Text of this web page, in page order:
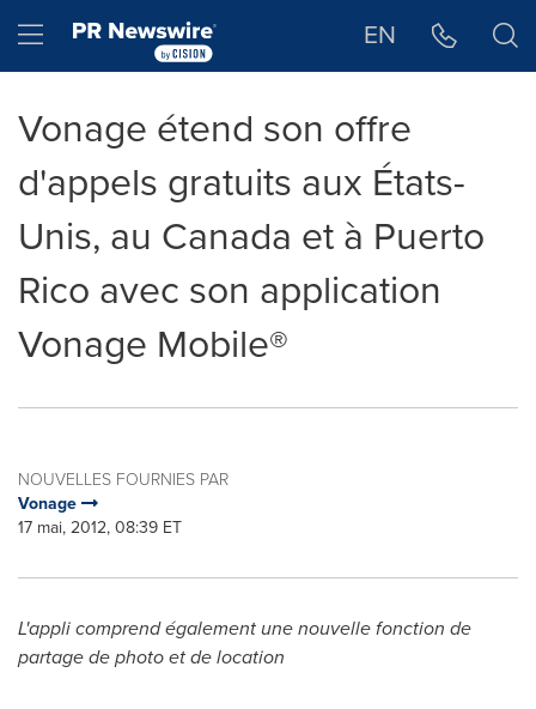
Hamburger menu EN
Vonage étend son offre
d'appels gratuits aux États-
Unis, au Canada et à Puerto
Rico avec son application
Vonage Mobile®
NOUVELLES FOURNIES PAR
Vonage
17 mai, 2012, 08:39 ET
L'appli comprend également une nouvelle fonction de
partage de photo et de location